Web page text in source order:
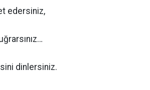
edersiniz,
dinlersiniz.